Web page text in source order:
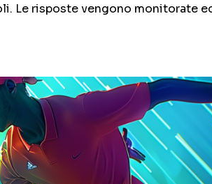
Le risposte vengono monitorate